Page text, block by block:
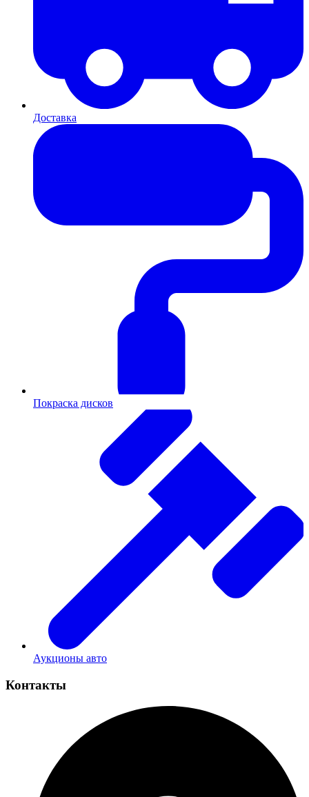
Доставка
Покраска дисков
Аукционы авто
Контакты